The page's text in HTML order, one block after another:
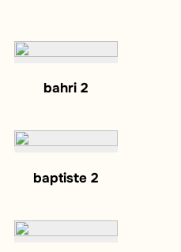
bahri 2
baptiste 2